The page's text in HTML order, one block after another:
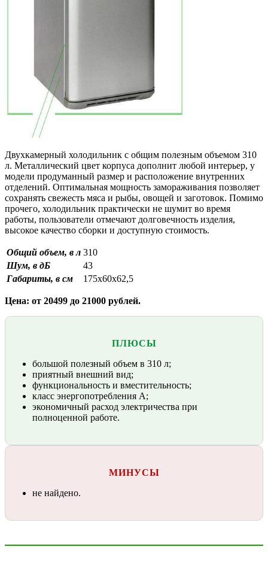
Двухкамерный холодильник с общим полезным объемом 310
л. Металлический цвет корпуса дополнит любой интерьер, у
модели продуманный размер и расположение внутренних
отделений. Оптимальная мощность замораживания позволяет
сохранять свежесть мяса и рыбы, овощей и заготовок. Помимо
прочего, холодильник практически не шумит во время
работы, пользователи отмечают долговечность изделия,
высокое качество сборки и доступную стоимость.
Общий объем, в л 310
Шум, в дБ
43
Габариты, в см
175х60х62,5
Цена: от 20499 до 21000 рублей.
ПЛЮСЫ
большой полезный объем в 310 л;
приятный внешний вид;
функциональность и вместительность;
класс энергопотребления А;
экономичный расход электричества при
полноценной работе.
МИНУСЫ
не найдено.